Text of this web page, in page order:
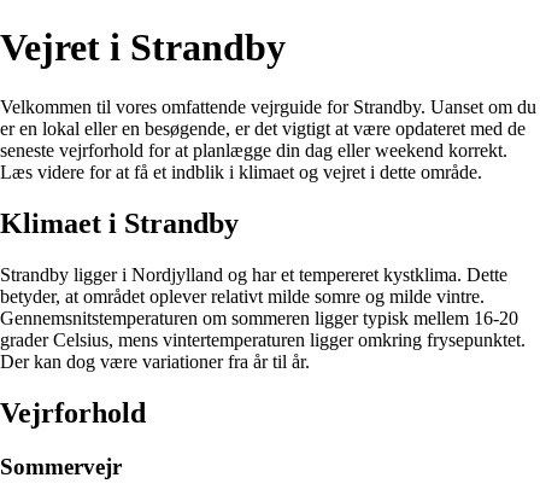
Vejret i Strandby
Velkommen til vores omfattende vejrguide for Strandby. Uanset om du
er en lokal eller en besøgende, er det vigtigt at være opdateret med de
seneste vejrforhold for at planlægge din dag eller weekend korrekt.
Læs videre for at få et indblik i klimaet og vejret i dette område.
Klimaet i Strandby
Strandby ligger i Nordjylland og har et tempereret kystklima. Dette
betyder, at området oplever relativt milde somre og milde vintre.
Gennemsnitstemperaturen om sommeren ligger typisk mellem 16-20
grader Celsius, mens vintertemperaturen ligger omkring frysepunktet.
Der kan dog være variationer fra år til år.
Vejrforhold
Sommervejr